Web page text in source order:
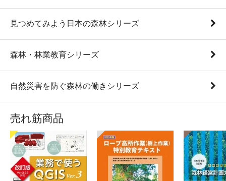
見つめてみよう日本の森林シリーズ
森林・林業教育シリーズ
自然災害を防ぐ森林の働きシリーズ
売れ筋商品